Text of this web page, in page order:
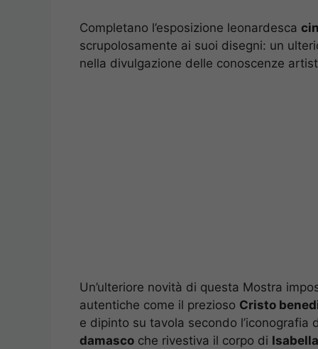
Completano l’esposizione leonardesca
scrupolosamente ai suoi disegni: un
nella divulgazione delle conoscenze
Un’ulteriore novità di questa Mostra
autentiche come il prezioso Cristo
e dipinto su tavola secondo l’iconografia
damasco che rivestiva il corpo di